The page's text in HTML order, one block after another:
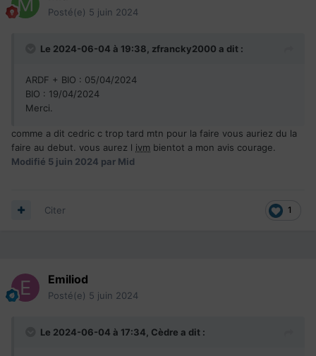
Posté(e) 5 juin 2024
Le 2024-06-04 à 19:38, zfrancky2000 a dit :
ARDF + BIO : 05/04/2024
BIO : 19/04/2024
Merci.
comme a dit cedric c trop tard mtn pour la faire vous auriez du la
faire au debut. vous aurez l ivm bientot a mon avis courage.
Modifié 5 juin 2024 par Mid
1
Citer
Emiliod
Posté(e) 5 juin 2024
Le 2024-06-04 à 17:34, Cèdre a dit :